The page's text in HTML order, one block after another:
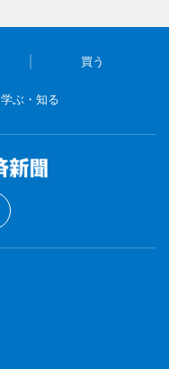
買う
学ぶ・知る